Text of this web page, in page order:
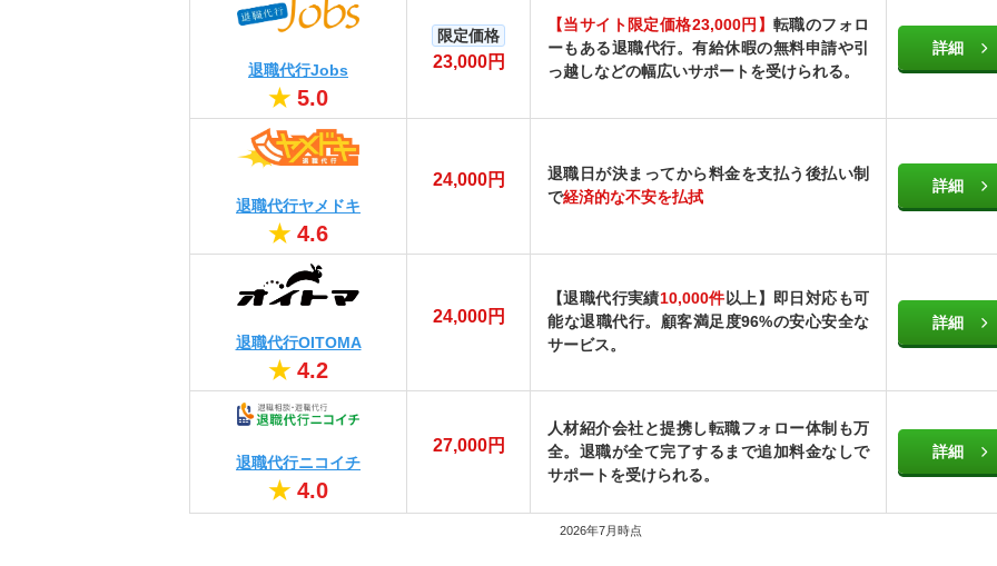
退職代行Jobs
★ 5.0
限定価格
23,000円
【当サイト限定価格23,000円】 転職のフォロ
ーもある退職代行。有給休暇の無料申請や引
っ越しなどの幅広いサポートを受けられる。
詳細
退職代行ヤメドキ
★ 4.6
24,000円
退職日が決まってから料金を支払う後払い制
で経済的な不安を払拭
詳細
退職代行OITOMA
★ 4.2
24,000円
【退職代行実績10,000件 以上】即日対応も可
能な退職代行。顧客満足度96%の安心安全な
サービス。
詳細
退職代行ニコイチ
★ 4.0
27,000円
人材紹介会社と提携し転職フォロー体制も万
全。退職が全て完了するまで追加料金なしで
サポートを受けられる。
詳細
2026年7月時点